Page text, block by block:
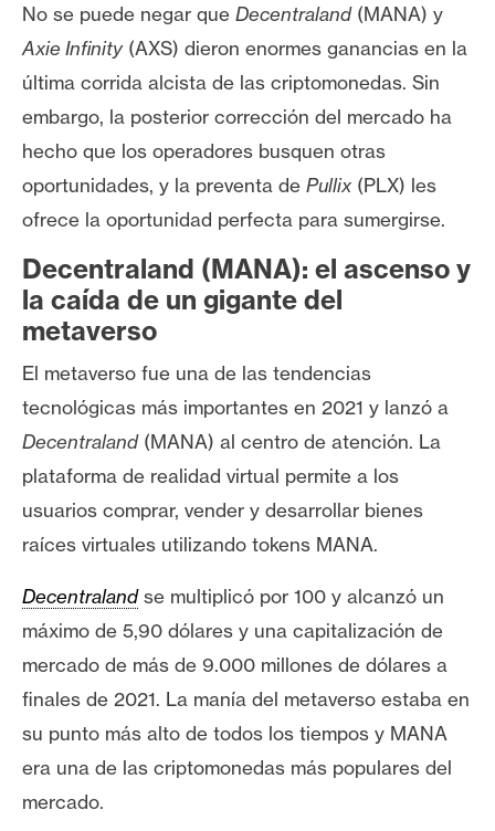
E
t
h
e
e
u
m
I
A
A
n
á
l
i
s
s
N
o
t
s
d
No se puede negar que Decentraland(MANA) y
Axie Infinity(AXS) dieron enormes ganancias en la
última corrida alcista de las criptomonedas. Sin
embargo, la posterior corrección del mercado ha
hecho que los operadores busquen otras
oportunidades, y la preventa de Pullix (PLX) les
ofrece la oportunidad perfecta para sumergirse.
Decentraland (MANA): el ascenso y
la caída de un gigante del
metaverso
El metaverso fue una de las tendencias
tecnológicas más importantes en 2021 y lanzó a
Decentraland(MANA) al centro de atención. La
plataforma de realidad virtual permite a los
usuarios comprar, vender y desarrollar bienes
raíces virtuales utilizando tokens MANA.
Decentralandse multiplicó por 100 y alcanzó un
máximo de 5,90 dólares y una capitalización de
mercado de más de 9.000 millones de dólares a
finales de 2021. La manía del metaverso estaba en
su punto más alto de todos los tiempos y MANA
era una de las criptomonedas más populares del
mercado.